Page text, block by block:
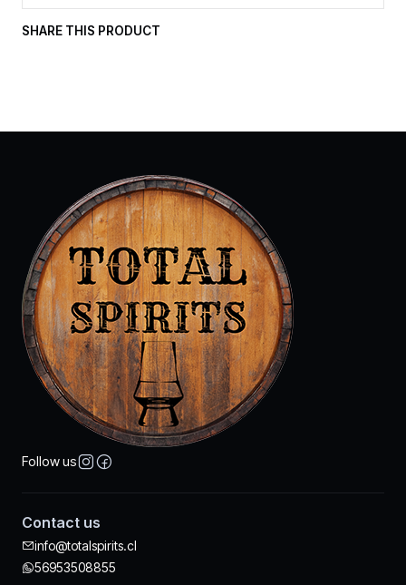
SHARE THIS PRODUCT
Follow us
Contact us
info@totalspirits.cl
56953508855